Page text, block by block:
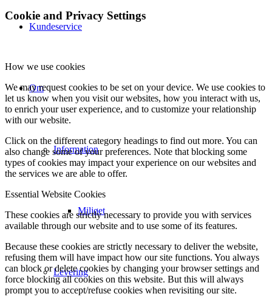
Kundeservice
Om
Information
Miljøet
Levering
Cookie and Privacy Settings
How we use cookies
We may request cookies to be set on your device. We use cookies to
let us know when you visit our websites, how you interact with us,
to enrich your user experience, and to customize your relationship
with our website.
Click on the different category headings to find out more. You can
also change some of your preferences. Note that blocking some
types of cookies may impact your experience on our websites and
the services we are able to offer.
Essential Website Cookies
These cookies are strictly necessary to provide you with services
available through our website and to use some of its features.
Because these cookies are strictly necessary to deliver the website,
refusing them will have impact how our site functions. You always
can block or delete cookies by changing your browser settings and
force blocking all cookies on this website. But this will always
prompt you to accept/refuse cookies when revisiting our site.